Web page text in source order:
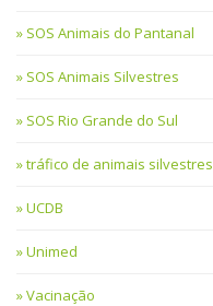
SOS Animais do Pantanal
SOS Animais Silvestres
SOS Rio Grande do Sul
tráfico de animais silvestres
UCDB
Unimed
Vacinação